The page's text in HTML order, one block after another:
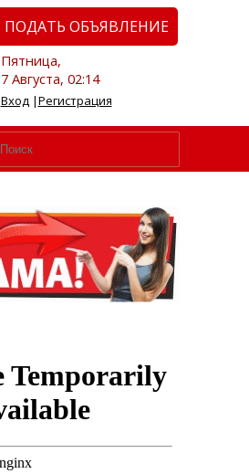
ПОДАТЬ ОБЪЯВЛЕНИЕ
Пятница,
7 Августа, 02:14
Вход|Регистрация